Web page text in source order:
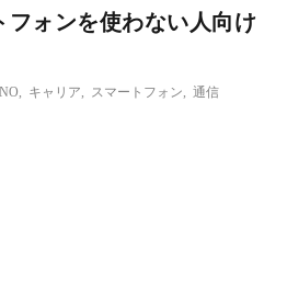
究
ォンを使わない人向け
キャリア スマートフォン 通信